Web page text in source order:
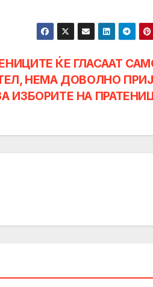
ЌЕ ГЛАСААТ
НЕМА ДОВОЛНО
ИЗБОРИТЕ НА